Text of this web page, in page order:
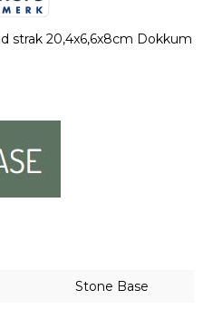
strak 20,4x6,6x8cm Dokkum
Stone Base